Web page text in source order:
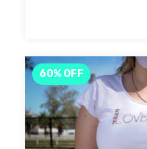
60% OFF